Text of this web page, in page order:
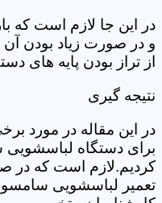
در این جا لازم است که
و در صورت زیاد بودن آن
از تراز بودن پایه های
نتیجه گیری
در این مقاله در مورد
برای دستگاه
کردیم.لازم است که در
تعمیر لباسشویی